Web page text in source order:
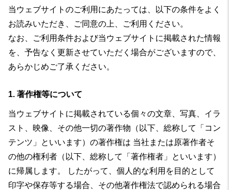
当ウェブサイトのご利用にあたっては、以下の条件をよく
お読みいただき、ご同意の上、ご利用ください。
なお、ご利用条件および当ウェブサイトに掲載された情報
を、予告なく更新させていただく場合がございますので、
あらかじめご了承ください。
1. 著作権等について
当ウェブサイトに掲載されている個々の文章、写真、イラ
スト、映像、その他一切の著作物（以下、総称して「コン
テンツ」といいます）の著作権は 当社または原著作者そ
の他の権利者（以下、総称して「著作権者」といいます）
に帰属します。 したがって、個人的な利用を目的として
印字や保存等する場合、その他著作権法で認められる場合